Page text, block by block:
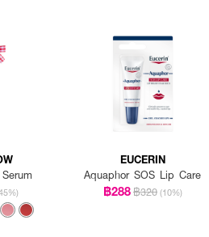
EUCERIN
Aquaphor SOS Lip Care
฿288฿320 (10%)